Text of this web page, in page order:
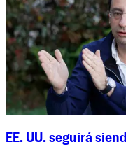
EE. UU. seguirá